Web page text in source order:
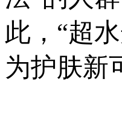
此，“超
为护肤新